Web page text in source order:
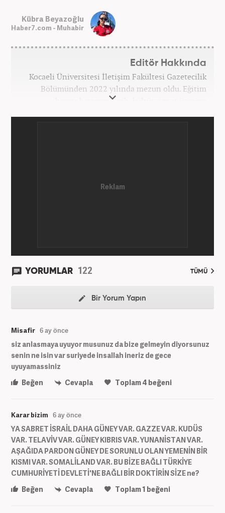
Kübra Beyazoğlu
Haber7.com - Muhabir
Editör Hakkında
Kocaeli Üniversitesi İletişim Fakültesi Gazetecilik
Bölümünden 2022 yılında mezun oldu. Eğitim
hayatı boyunca tarih, kültür, sanat üzerine
YORUMLAR 122 TÜMÜ
Bir Yorum Yapın
Misafir 6 ay önce
siz anlasmaya uyuyor musunuz da bize gelmeyin diyorsunuz
senin ne isin var suriyede insallah ineriz de gece
uyuyamassiniz
Beğen
Cevapla Toplam4 beğeni
Karar bizim 6 ay önce
YA SABRET İSRAİL DAHA GÜNEY VAR. GAZZE VAR. KUDÜS
VAR. TELAVİV VAR. GÜNEY KIBRIS VAR. YUNANİSTAN VAR.
AŞAĞIDA PARDON GÜNEY DE SORUNLU OLAN YEMENİN BİR
KISMI VAR. SOMALİLAND VAR. BU BİZE BAĞLI TÜRKİYE
CUMHURİYETİ DEVLETİ'NE BAĞLI BİR DOKTİRİN SİZE ne?
Beğen
Cevapla Toplam1 beğeni